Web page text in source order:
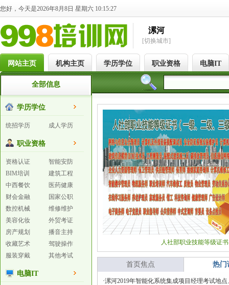
您好，今天是2026年8月8日 星期六 10:15:27
漯河
[切换城市]
网站主页 机构主页 学历学位 职业资格 电脑IT
全部信息
学历学位
统招学历 成人学历
职业资格
资格认证
智能安防
BIM培训
建筑工程
中西餐饮
医药健康
财会金融
国家公职
数控机械
维修维护
美容化妆
外贸考证
房产规划
播音主持
收藏艺术
驾驶操作
服装穿戴
其他考试
电脑IT
人社部职业技能等级证书
首页焦点 热门
·漯河2019年智能化系统集成项目经理考试地